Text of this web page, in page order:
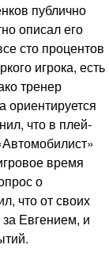
публично
описал его
сто процентов
игрока, есть
тренер
ориентируется
что в плей-
время
о
что от своих
Евгением, и